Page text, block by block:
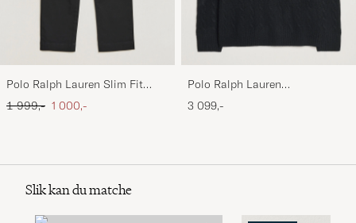
Polo Ralph Lauren Slim Fit
Stretch Chinos Black
Ordinær pris
1 999,- Nedsatt pris
1 000,-
Polo Ralph Lauren
Wool/Cashmere Cable Half Zip
Polo Black
3 099,-
Slik kan du matche